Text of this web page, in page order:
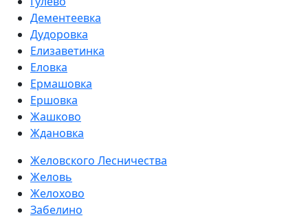
Дементеевка
Дудоровка
Елизаветинка
Еловка
Ермашовка
Ершовка
Жашково
Ждановка
Желовского Лесничества
Желовь
Желохово
Забелино